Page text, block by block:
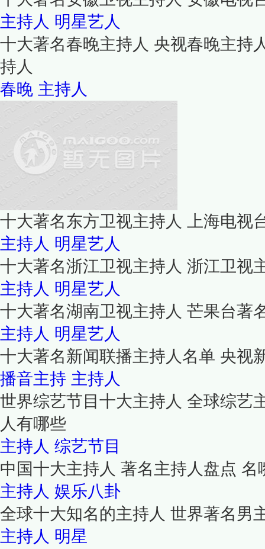
主持人 明星艺人
十大著名春晚主持人 央视春晚主持
持人
春晚 主持人
十大著名东方卫视主持人 上海电视
主持人 明星艺人
十大著名浙江卫视主持人 浙江卫视
主持人 明星艺人
十大著名湖南卫视主持人 芒果台著
主持人 明星艺人
十大著名新闻联播主持人名单 央视
播音主持 主持人
世界综艺节目十大主持人 全球综艺
人有哪些
主持人 综艺节目
中国十大主持人 著名主持人盘点 名
主持人 娱乐八卦
全球十大知名的主持人 世界著名男
主持人 明星